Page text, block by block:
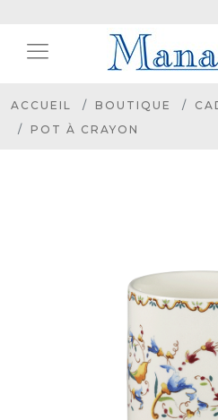
ACCUEIL BOUTIQUE
POT À CRAYON